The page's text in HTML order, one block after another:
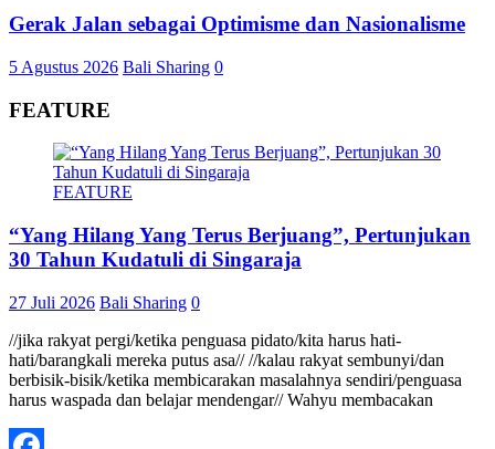
Gerak Jalan sebagai Optimisme dan Nasionalisme
5 Agustus 2026 Bali Sharing 0
FEATURE
FEATURE
“Yang Hilang Yang Terus Berjuang”, Pertunjukan
30 Tahun Kudatuli di Singaraja
27 Juli 2026 Bali Sharing 0
//jika rakyat pergi/ketika penguasa pidato/kita harus hati-
hati/barangkali mereka putus asa// //kalau rakyat sembunyi/dan
berbisik-bisik/ketika membicarakan masalahnya sendiri/penguasa
harus waspada dan belajar mendengar// Wahyu membacakan